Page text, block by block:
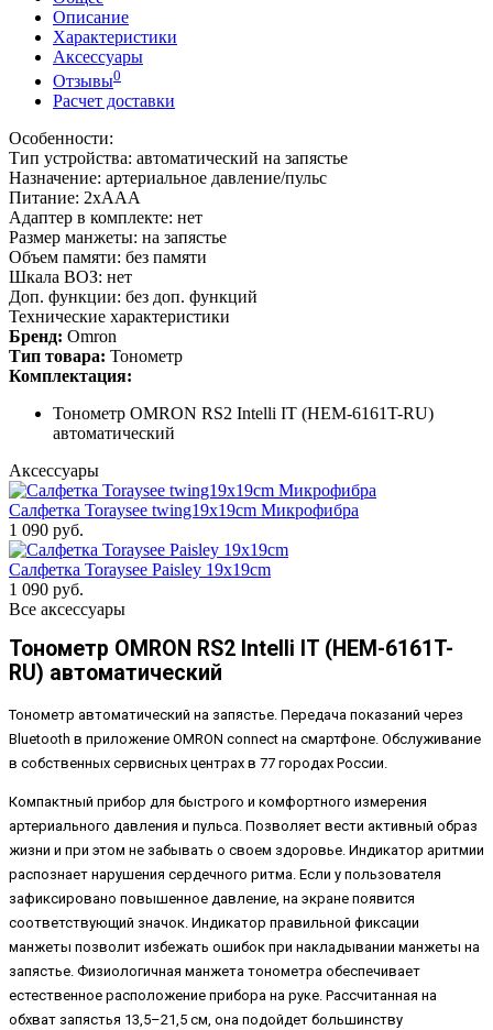
Описание
Характеристики
Аксессуары
Отзывы0
Расчет доставки
Особенности:
Тип устройства: автоматический на запястье
Назначение: артериальное давление/пульс
Питание: 2xAAA
Адаптер в комплекте: нет
Размер манжеты: на запястье
Объем памяти: без памяти
Шкала ВОЗ: нет
Доп. функции: без доп. функций
Технические характеристики
Бренд: Omron
Тип товара: Тонометр
Комплектация:
Тонометр OMRON RS2 Intelli IT (HEM-6161T-RU)
автоматический
Аксессуары
Салфетка Toraysee twing19x19cm Микрофибра
1 090 руб.
Салфетка Toraysee Paisley 19x19cm
1 090 руб.
Все аксессуары
Тонометр OMRON RS2 Intelli IT (HEM-6161T-
RU) автоматический
Тонометр автоматический на запястье. Передача показаний через
Bluetooth в приложение OMRON connect на смартфоне. Обслуживание
в собственных сервисных центрах в 77 городах России.
Компактный прибор для быстрого и комфортного измерения
артериального давления и пульса. Позволяет вести активный образ
жизни и при этом не забывать о своем здоровье. Индикатор аритмии
распознает нарушения сердечного ритма. Если у пользователя
зафиксировано повышенное давление, на экране появится
соответствующий значок. Индикатор правильной фиксации
манжеты позволит избежать ошибок при накладывании манжеты на
запястье. Физиологичная манжета тонометра обеспечивает
естественное расположение прибора на руке. Рассчитанная на
обхват запястья 13,5–21,5 см, она подойдет большинству